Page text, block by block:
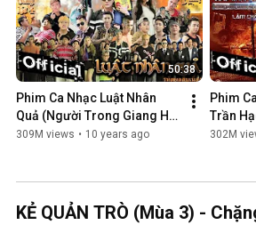
50:38
Phim Ca Nhạc Luật Nhân
Quả (Người Trong Giang Hồ
4) - Lâm Chấn Khang 2016
309M views • 10 years ago
Phim
Trần
Giang
302M
KẺ QUẢN TRÒ (Mùa 3) -